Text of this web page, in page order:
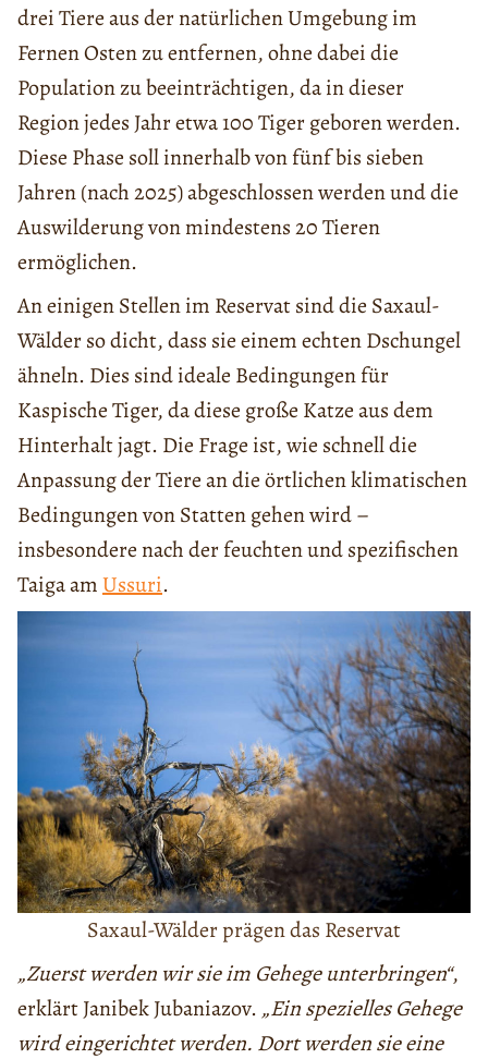
drei Tiere aus der natürlichen Umgebung im
Fernen Osten zu entfernen, ohne dabei die
Population zu beeinträchtigen, da in dieser
Region jedes Jahr etwa 100 Tiger geboren werden.
Diese Phase soll innerhalb von fünf bis sieben
Jahren (nach 2025) abgeschlossen werden und die
Auswilderung von mindestens 20 Tieren
ermöglichen.
An einigen Stellen im Reservat sind die Saxaul-
Wälder so dicht, dass sie einem echten Dschungel
ähneln. Dies sind ideale Bedingungen für
Kaspische Tiger, da diese große Katze aus dem
Hinterhalt jagt. Die Frage ist, wie schnell die
Anpassung der Tiere an die örtlichen klimatischen
Bedingungen von Statten gehen wird –
insbesondere nach der feuchten und spezifischen
Taiga amUssuri.
Saxaul-Wälder prägen das Reservat
„Zuerst werden wir sie im Gehege unterbringen“,
erklärt Janibek Jubaniazov. „Ein spezielles Gehege
wird eingerichtet werden. Dort werden sie eine